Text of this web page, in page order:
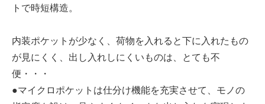
トで時短構造。
内装ポケットが少なく、荷物を入れると下に入れたもの
が見にくく、出し入れしにくいものは、とても不
便・・・
●マイクロポケットは仕分け機能を充実させて、モノの